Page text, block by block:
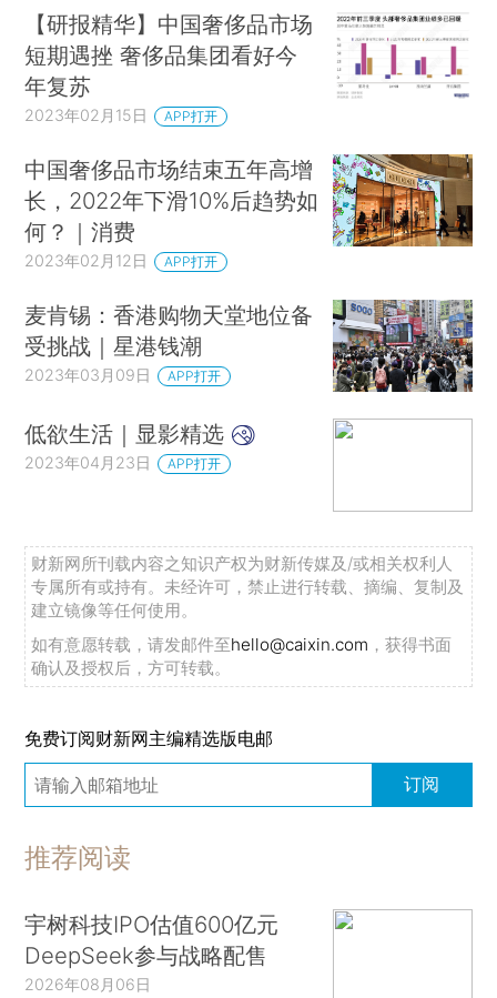
【研报精华】中国奢侈品市场
短期遇挫 奢侈品集团看好今
年复苏
2023年02月15日 APP打开
中国奢侈品市场结束五年高增
长，2022年下滑10%后趋势如
何？｜消费
2023年02月12日 APP打开
麦肯锡：香港购物天堂地位备
受挑战｜星港钱潮
2023年03月09日 APP打开
低欲生活｜显影精选
2023年04月23日 APP打开
财新网所刊载内容之知识产权为财新传媒及/或相关权利人
专属所有或持有。未经许可，禁止进行转载、摘编、复制及
建立镜像等任何使用。
如有意愿转载，请发邮件至hello@caixin.com ，获得书面
确认及授权后，方可转载。
免费订阅财新网主编精选版电邮
订阅
推荐阅读
宇树科技IPO估值600亿元
DeepSeek参与战略配售
2026年08月06日